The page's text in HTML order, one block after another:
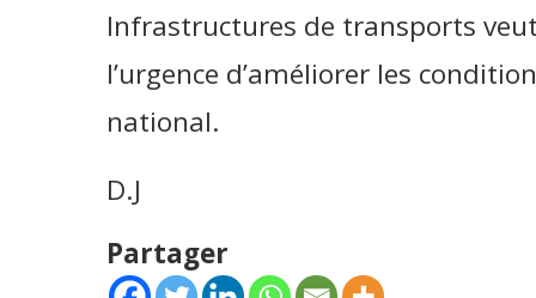
Infrastructures de transports
l’urgence d’améliorer les
national.
D.J
Partager